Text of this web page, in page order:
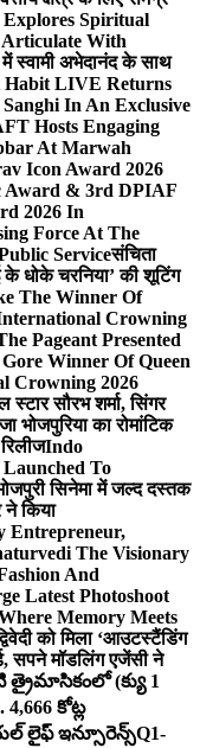
Spiritual
With
स्वामी अभेदानंद के साथ
Habit LIVE Returns
In An Exclusive
Hosts Engaging
At Marwah
Icon Award 2026
Award & 3rd DPIAF
2026 In
Force At The
Serviceसंचिता
के धोके चरनिया’ की शूटिंग
The Winner Of
Crowning
Pageant Presented
Winner Of Queen
Crowning 2026
स्टार सौरभ शर्मा, सिंगर
भोजपुरिया का रोमांटिक
Indo
To
सिनेमा में जल्द दस्तक
ने किया
Entrepreneur,
The Visionary
And
Latest Photoshoot
Memory Meets
को मिला ‘आउटस्टैंडिंग
सपने मॉडलिंग एजेंसी ने
త్రైమాసికంలో (క్యు 1
కోట్ల
లైఫ్ ఇన్సూరెన్స్Q1-